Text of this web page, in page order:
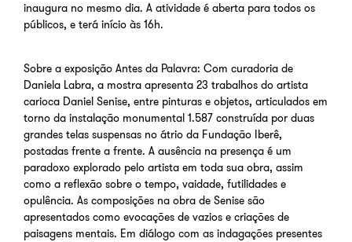
inaugura no mesmo dia. A atividade é aberta para todos os
públicos, e terá início às 16h.
Sobre a exposição Antes da Palavra: Com curadoria de
Daniela Labra, a mostra apresenta 23 trabalhos do artista
carioca Daniel Senise, entre pinturas e objetos, articulados em
torno da instalação monumental 1.587 construída por duas
grandes telas suspensas no átrio da Fundação Iberê,
postadas frente a frente. A ausência na presença é um
paradoxo explorado pelo artista em toda sua obra, assim
como a reflexão sobre o tempo, vaidade, futilidades e
opulência. As composições na obra de Senise são
apresentados como evocações de vazios e criações de
paisagens mentais. Em diálogo com as indagações presentes